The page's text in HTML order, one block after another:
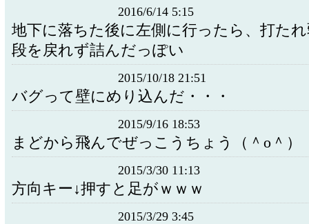
2016/6/14 5:15
地下に落ちた後に左側に行ったら、打た
段を戻れず詰んだっぽい
2015/10/18 21:51
バグって壁にめり込んだ・・・
2015/9/16 18:53
まどから飛んでぜっこうちょう（＾o＾）
2015/3/30 11:13
方向キー↓押すと足がｗｗｗ
2015/3/29 3:45